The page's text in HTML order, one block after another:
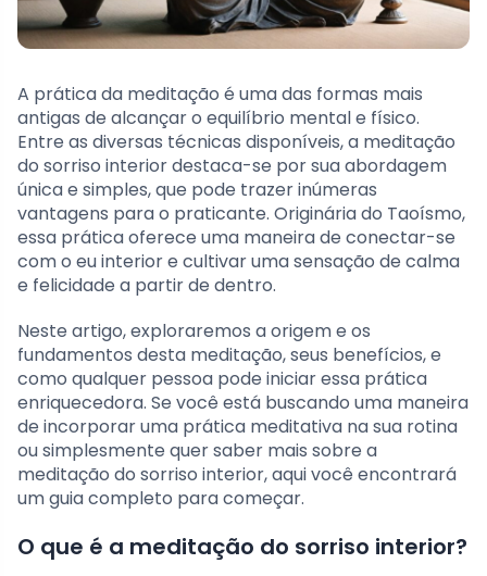
A prática da meditação é uma das formas mais
antigas de alcançar o equilíbrio mental e físico.
Entre as diversas técnicas disponíveis, a meditação
do sorriso interior destaca-se por sua abordagem
única e simples, que pode trazer inúmeras
vantagens para o praticante. Originária do Taoísmo,
essa prática oferece uma maneira de conectar-se
com o eu interior e cultivar uma sensação de calma
e felicidade a partir de dentro.
Neste artigo, exploraremos a origem e os
fundamentos desta meditação, seus benefícios, e
como qualquer pessoa pode iniciar essa prática
enriquecedora. Se você está buscando uma maneira
de incorporar uma prática meditativa na sua rotina
ou simplesmente quer saber mais sobre a
meditação do sorriso interior, aqui você encontrará
um guia completo para começar.
O que é a meditação do sorriso interior?